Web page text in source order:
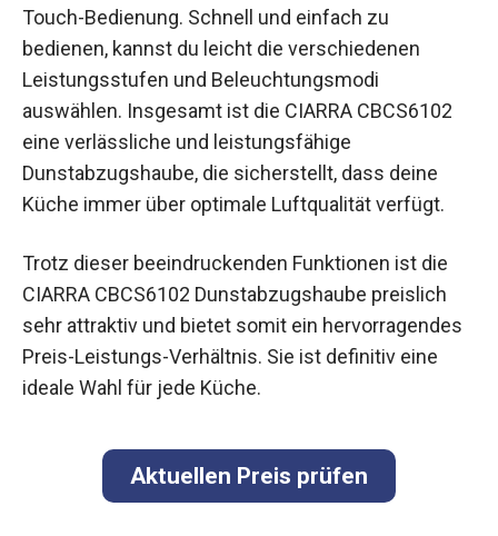
Touch-Bedienung. Schnell und einfach zu
bedienen, kannst du leicht die verschiedenen
Leistungsstufen und Beleuchtungsmodi
auswählen. Insgesamt ist die CIARRA CBCS6102
eine verlässliche und leistungsfähige
Dunstabzugshaube, die sicherstellt, dass deine
Küche immer über optimale Luftqualität verfügt.
Trotz dieser beeindruckenden Funktionen ist die
CIARRA CBCS6102 Dunstabzugshaube preislich
sehr attraktiv und bietet somit ein hervorragendes
Preis-Leistungs-Verhältnis. Sie ist definitiv eine
ideale Wahl für jede Küche.
Aktuellen Preis prüfen